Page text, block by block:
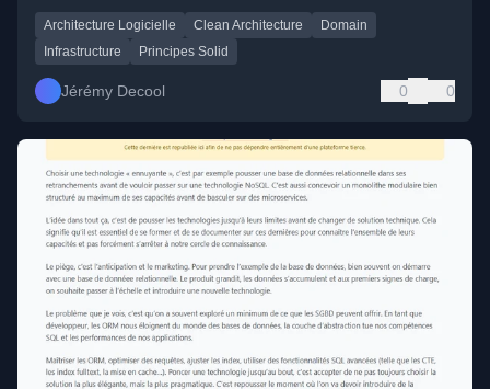
Architecture Logicielle Clean Architecture
Domain
Infrastructure
Principes Solid
Jérémy Decool 0 0